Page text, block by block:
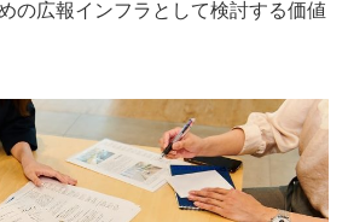
の広報インフラとして検討する価値